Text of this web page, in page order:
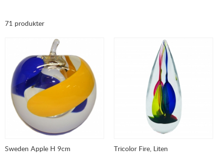
71 produkter
Sweden Apple H 9cm Tricolor Fire, Liten